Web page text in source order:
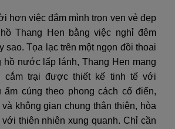
hơn việc đắm mình trọn vẹn vẻ đẹp
Thang Hen bằng việc nghỉ đêm
sao. Tọa lạc trên một ngọn đồi thoai
hồ nước lấp lánh, Thang Hen mang
cắm trại được thiết kế tinh tế với
ấm cúng theo phong cách cổ điển,
không gian chung thân thiện, hòa
thiên nhiên xung quanh. Chỉ cần